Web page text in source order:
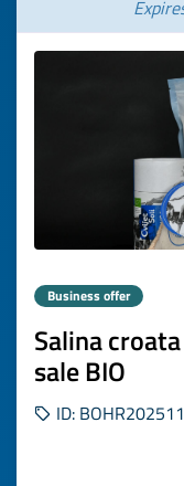
Business offer
Salina
sale BIO
ID: